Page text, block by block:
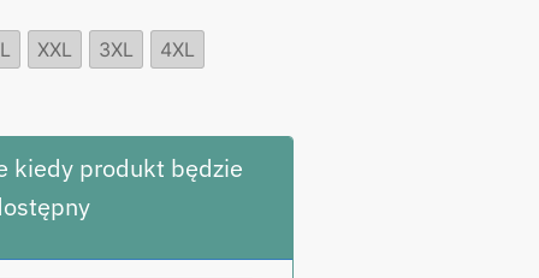
XXL 3XL 4XL
kiedy produkt będzie